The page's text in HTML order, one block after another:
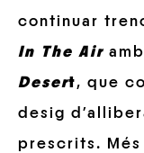
continuar
In The Air
Desert, que
desig
prescrits. Més